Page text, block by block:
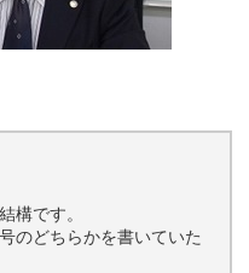
構です。
のどちらかを書いていた